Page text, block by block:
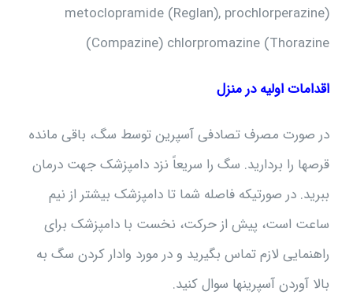
(metoclopramide (Reglan), prochlorperazine
(Compazine) chlorpromazine (Thorazine
اقدامات اولیه در منزل
در صورت مصرف تصادفی آسپرین توسط سگ، باقی مانده
قرصها را بردارید. سگ را سریعاً نزد دامپزشک جهت درمان
ببرید. در صورتیکه فاصله شما تا دامپزشک بیشتر از نیم
ساعت است، پیش از حرکت، نخست با دامپزشک برای
راهنمایی لازم تماس بگیرید و در مورد وادار کردن سگ به
بالا آوردن آسپرینها سوال کنید.